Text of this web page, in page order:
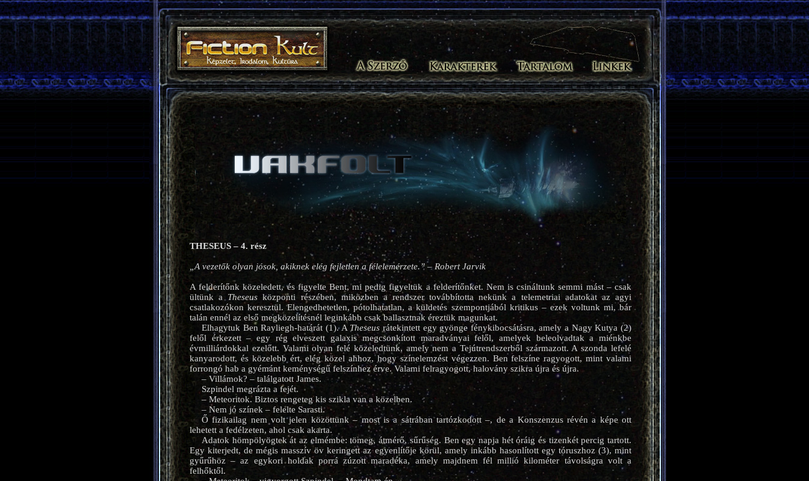
THESEUS – 4. rész
„A vezetők olyan jósok, akiknek elég fejletlen a félelemérzete.” – Robert Jarvik
A felderítőnk közeledett, és figyelte Bent, mi pedig figyeltük a felderítőnket. Nem is csináltunk semmi mást – csak
ültünk a Theseus központi részében, miközben a rendszer továbbította nekünk a telemetriai adatokat az agyi
csatlakozókon keresztül. Elengedhetetlen, pótolhatatlan, a küldetés szempontjából kritikus – ezek voltunk mi, bár
talán ennél az első megközelítésnél leginkább csak ballasztnak éreztük magunkat.
Elhagytuk Ben Rayliegh-határát (1). A Theseus rátekintett egy gyönge fénykibocsátásra, amely a Nagy Kutya (2)
felől érkezett – egy rég elveszett galaxis megcsonkított maradványai felől, amelyek beleolvadtak a miénkbe
évmilliárdokkal ezelőtt. Valami olyan felé közeledtünk, amely nem a Tejútrendszerből származott. A szonda lefelé
kanyarodott, és közelebb ért, elég közel ahhoz, hogy színelemzést végezzen. Ben felszíne ragyogott, mint valami
forrongó hab a gyémánt keménységű felszínhez érve. Valami felragyogott, halovány szikra újra és újra.
– Villámok? – találgatott James.
Szpindel megrázta a fejét.
– Meteoritok. Biztos rengeteg kis szikla van a közelben.
– Nem jó színek – felelte Sarasti.
Ő fizikailag nem volt jelen közöttünk – most is a sátrában tartózkodott –, de a Konszenzus révén a képe ott
lehetett a fedélzeten, ahol csak akarta.
Adatok hömpölyögtek át az elmémbe: tömeg, átmérő, sűrűség. Ben egy napja hét óráig és tizenkét percig tartott.
Egy kiterjedt, de mégis masszív öv keringett az egyenlítője körül, amely inkább hasonlított egy tóruszhoz (3), mint
gyűrűhöz – az egykori holdak porrá zúzott maradéka, amely majdnem fél millió kilométer távolságra volt a
felhőktől.